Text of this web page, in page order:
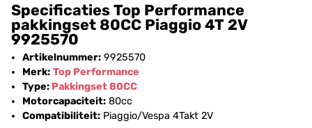
Specificaties Top Performance
pakkingset 80CC Piaggio 4T 2V
9925570
Artikelnummer: 9925570
Merk: Top Performance
Type: Pakkingset80CC
Motorcapaciteit: 80cc
Compatibiliteit: Piaggio/Vespa 4Takt 2V